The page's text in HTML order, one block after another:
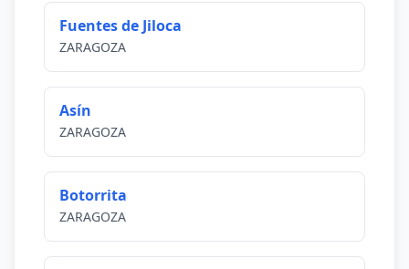
Fuentes de Jiloca
ZARAGOZA
Asín
ZARAGOZA
Botorrita
ZARAGOZA